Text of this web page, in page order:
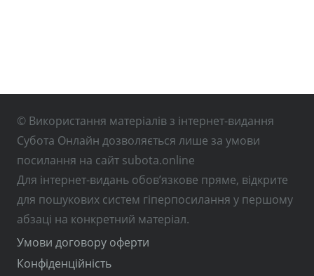
© Використання матеріалів з інтернет-видання
Субота Онлайн дозволяється лише за умови
посилання на сайт subota.online
Для інтернет-видань обов’язкове пряме, відкрите
для пошукових систем гіперпосилання у першому
абзаці на конкретний матеріал.
Умови договору оферти
Конфіденційність